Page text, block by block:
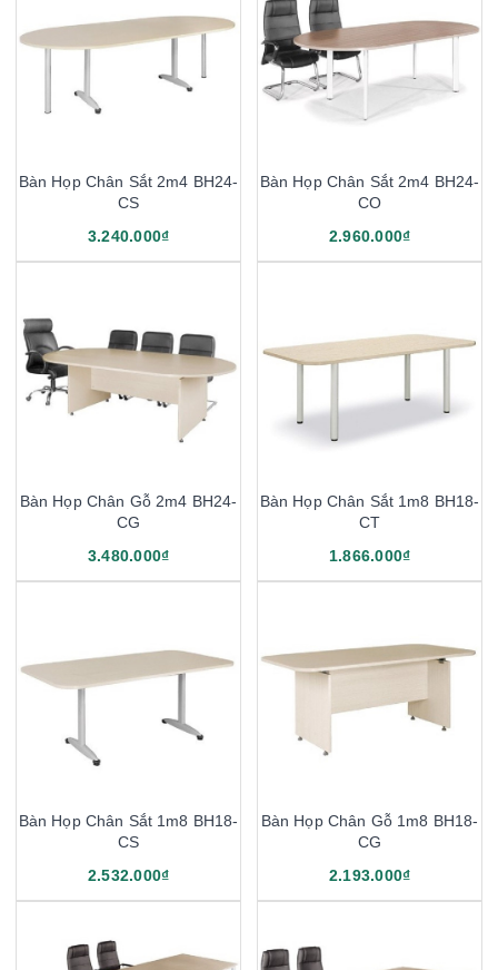
Bàn Họp Chân Sắt 2m4 BH24-
CS
3.240.000₫
Bàn Họp Chân Sắt 2m4 BH24-
CO
2.960.000₫
Bàn Họp Chân Gỗ 2m4 BH24-
CG
3.480.000₫
Bàn Họp Chân Sắt 1m8 BH18-
CT
1.866.000₫
Bàn Họp Chân Sắt 1m8 BH18-
CS
2.532.000₫
Bàn Họp Chân Gỗ 1m8 BH18-
CG
2.193.000₫